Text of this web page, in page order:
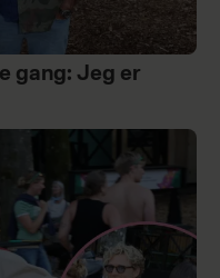
gang: Jeg er